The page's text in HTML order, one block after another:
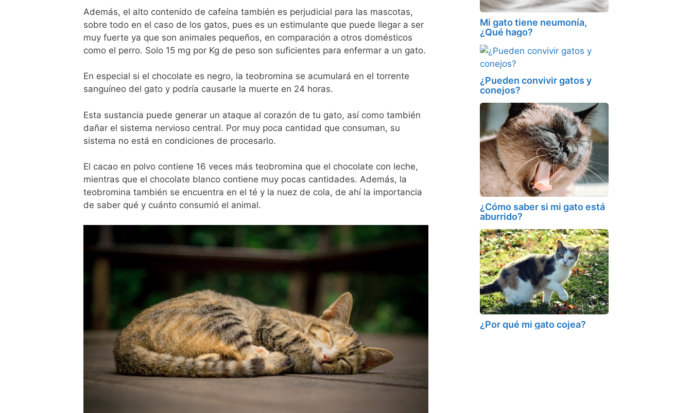
Además, el alto contenido de cafeína también es perjudicial para las mascotas,
sobre todo en el caso de los gatos, pues es un estimulante que puede llegar a ser
muy fuerte ya que son animales pequeños, en comparación a otros domésticos
como el perro. Solo 15 mg por Kg de peso son suficientes para enfermar a un gato.
En especial si el chocolate es negro, la teobromina se acumulará en el torrente
sanguíneo del gato y podría causarle la muerte en 24 horas.
Esta sustancia puede generar un ataque al corazón de tu gato, así como también
dañar el sistema nervioso central. Por muy poca cantidad que consuman, su
sistema no está en condiciones de procesarlo.
El cacao en polvo contiene 16 veces más teobromina que el chocolate con leche,
mientras que el chocolate blanco contiene muy pocas cantidades. Además, la
teobromina también se encuentra en el té y la nuez de cola, de ahí la importancia
de saber qué y cuánto consumió el animal.
Mi gato tiene neumonía,
¿Qué hago?
¿Pueden convivir gatos y
conejos?
¿Cómo saber si mi gato está
aburrido?
¿Por qué mi gato cojea?